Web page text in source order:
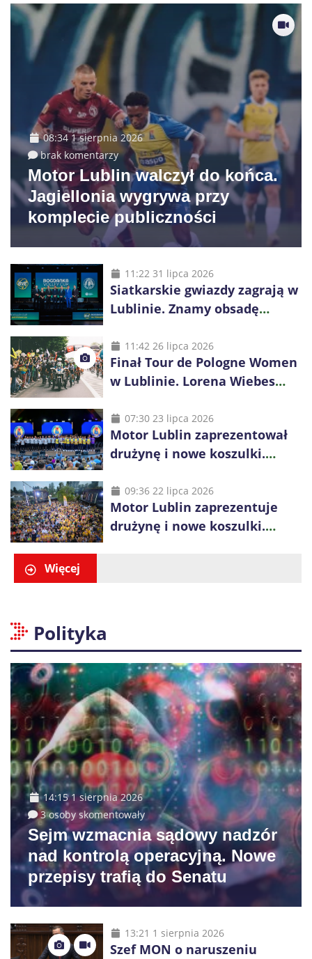
08:34 1 sierpnia 2026
brak komentarzy
Motor Lublin walczył do końca.
Jagiellonia wygrywa przy
komplecie publiczności
11:22 31 lipca 2026
Siatkarskie gwiazdy zagrają w
Lublinie. Znamy obsadę
11:42 26 lipca 2026
Finał Tour de Pologne Women
w Lublinie. Lorena Wiebes
07:30 23 lipca 2026
Motor Lublin zaprezentował
drużynę i nowe koszulki.
zespół w sezonie 2026/27
09:36 22 lipca 2026
Motor Lublin zaprezentuje
drużynę i nowe koszulki.
Więcej
Polityka
14:15 1 sierpnia 2026
3 osoby skomentowały
Sejm wzmacnia sądowy nadzór
nad kontrolą operacyjną. Nowe
przepisy trafią do Senatu
13:21 1 sierpnia 2026
Szef MON o naruszeniu